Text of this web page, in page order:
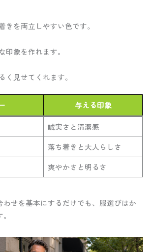
きを両立しやすい色です。
印象を作れます。
く見せてくれます。
与える印象
誠実さと清潔感
落ち着きと大人らしさ
爽やかさと明るさ
わせを基本にするだけでも、服選びはか